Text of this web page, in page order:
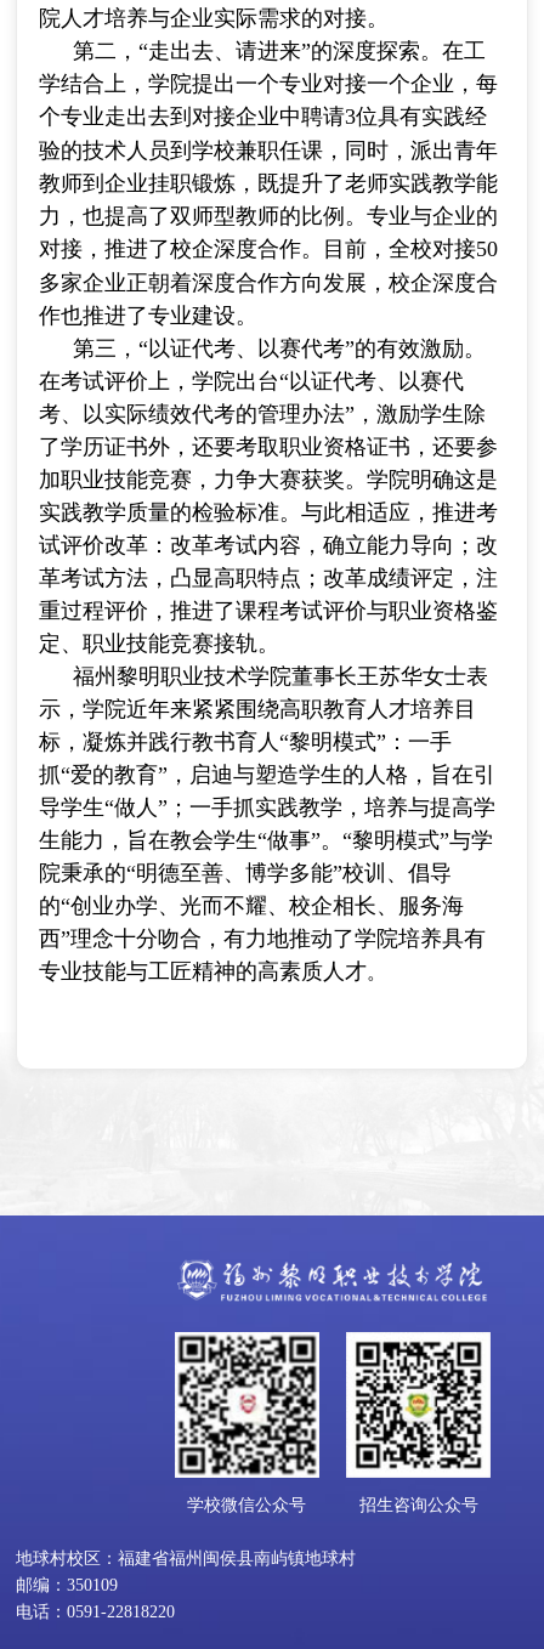
院人才培养与企业实际需求的对接。
第二，“走出去、请进来”的深度探索。在工
学结合上，学院提出一个专业对接一个企业，每
个专业走出去到对接企业中聘请3位具有实践经
验的技术人员到学校兼职任课，同时，派出青年
教师到企业挂职锻炼，既提升了老师实践教学能
力，也提高了双师型教师的比例。专业与企业的
对接，推进了校企深度合作。目前，全校对接50
多家企业正朝着深度合作方向发展，校企深度合
作也推进了专业建设。
第三，“以证代考、以赛代考”的有效激励。
在考试评价上，学院出台“以证代考、以赛代
考、以实际绩效代考的管理办法”，激励学生除
了学历证书外，还要考取职业资格证书，还要参
加职业技能竞赛，力争大赛获奖。学院明确这是
实践教学质量的检验标准。与此相适应，推进考
试评价改革：改革考试内容，确立能力导向；改
革考试方法，凸显高职特点；改革成绩评定，注
重过程评价，推进了课程考试评价与职业资格鉴
定、职业技能竞赛接轨。
福州黎明职业技术学院董事长王苏华女士表
示，学院近年来紧紧围绕高职教育人才培养目
标，凝炼并践行教书育人“黎明模式”：一手
抓“爱的教育”，启迪与塑造学生的人格，旨在引
导学生“做人”；一手抓实践教学，培养与提高学
生能力，旨在教会学生“做事”。“黎明模式”与学
院秉承的“明德至善、博学多能”校训、倡导
的“创业办学、光而不耀、校企相长、服务海
西”理念十分吻合，有力地推动了学院培养具有
专业技能与工匠精神的高素质人才。
学校微信公众号 招生咨询公众号
地球村校区：福建省福州闽侯县南屿镇地球村
邮编：350109
电话：0591-22818220